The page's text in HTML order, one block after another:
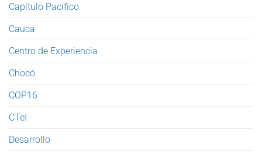
Capítulo Pacífico
Cauca
Centro de Experiencia
Chocó
COP16
CTeI
Desarrollo